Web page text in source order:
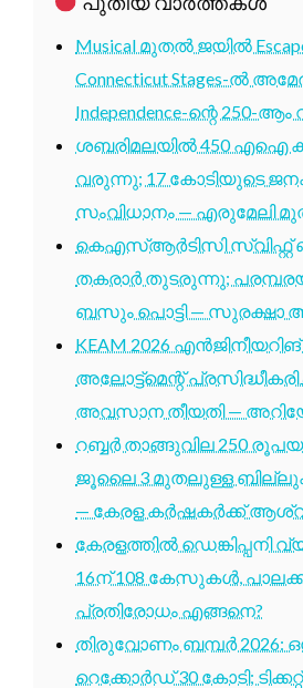
Musical മുതൽ ജയിൽ
Connecticut Stages-ൽ
Independence-ന്റെ 250-
ശബരിമലയിൽ 450 എഐ
വരുന്നു; 17 കോടിയുടെ
സംവിധാനം — എരുമേലി
കെഎസ്ആർടിസി
തകരാർ തുടരുന്നു;
ബസും പൊട്ടി — സുരക്ഷാ
KEAM 2026 എൻജിനീയറിങ്
അലോട്ട്മെന്റ്
അവസാന തീയതി —
റബ്ബർ താങ്ങുവില 250
ജൂലൈ 3 മുതലുള്ള
— കേരള കർഷകർക്ക്
കേരളത്തിൽ ഡെങ്കിപ്പനി
16ന് 108 കേസുകൾ,
പ്രതിരോധം എങ്ങനെ?
തിരുവോണം ബമ്പർ 2026:
റെക്കോർഡ് 30 കോടി;